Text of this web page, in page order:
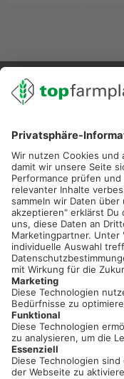
Sei
Neue Features,